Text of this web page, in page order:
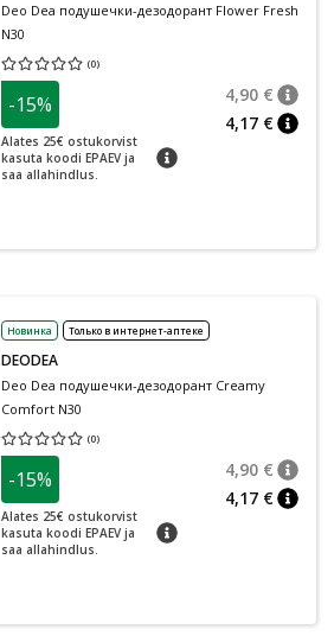
Deo Dea подушечки-дезодорант Flower Fresh
N30
(0)
Средняя оценка 0.00
-15%
Alates 25€ ostukorvist
kasuta koodi EPAEV ja
saa allahindlus.
nõuanne
4,90 €
4,17 €
Новинка Только в интернет-аптеке
DEODEA
Deo Dea подушечки-дезодорант Creamy
Comfort N30
(0)
Средняя оценка 0.00
-15%
Alates 25€ ostukorvist
kasuta koodi EPAEV ja
saa allahindlus.
nõuanne
4,90 €
4,17 €